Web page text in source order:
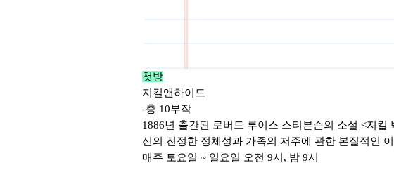
첫방
지킬앤하이드
-총 10부작
1886년 출간된 로버트 루이스 스티븐슨의 소설 <지킬
신의 진정한 정체성과 가족의 저주에 관한 본질적인
매주 토요일 ~ 일요일 오전 9시 , 밤 9시